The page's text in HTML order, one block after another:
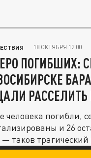
18 ОКТЯБРЯ 12:00
ПОГИБШИХ:
РАССЕЛИТЬ
человека погибли,
и 26
таков трагический